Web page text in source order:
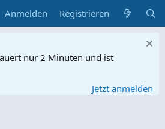
Anmelden Registrieren
nur 2 Minuten und ist
Jetzt anmelden